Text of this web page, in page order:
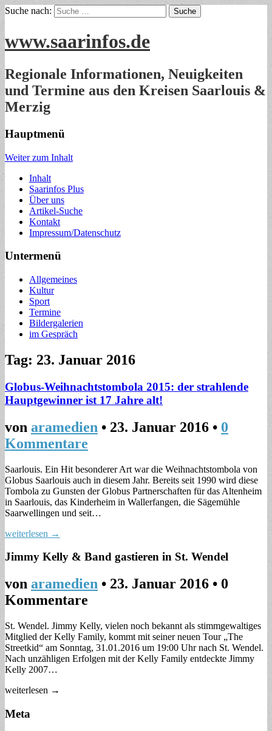
Suche nach:
www.saarinfos.de
Regionale Informationen, Neuigkeiten
und Termine aus den Kreisen Saarlouis &
Merzig
Hauptmenü
Weiter zum Inhalt
Inhalt
Saarinfos Plus
Über uns
Artikel-Suche
Kontakt
Impressum/Datenschutz
Untermenü
Allgemeines
Kultur
Sport
Termine
Bildergalerien
im Gespräch
Tag: 23. Januar 2016
Globus-Weihnachtstombola 2015: der strahlende
Hauptgewinner ist 17 Jahre alt!
von aramedien • 23. Januar 2016 • 0
Kommentare
Saarlouis. Ein Hit besonderer Art war die Weihnachtstombola von
Globus Saarlouis auch in diesem Jahr. Bereits seit 1990 wird diese
Tombola zu Gunsten der Globus Partnerschaften für das Altenheim
in Saarlouis, das Kinderheim in Wallerfangen, die Sägemühle
Saarwellingen und seit…
weiterlesen →
Jimmy Kelly & Band gastieren in St. Wendel
von aramedien • 23. Januar 2016 • 0
Kommentare
St. Wendel. Jimmy Kelly, vielen noch bekannt als stimmgewaltiges
Mitglied der Kelly Family, kommt mit seiner neuen Tour „The
Streetkid“ am Sonntag, 31.01.2016 um 19:00 Uhr nach St. Wendel.
Nach unzähligen Erfolgen mit der Kelly Family entdeckte Jimmy
Kelly 2007…
weiterlesen →
Meta